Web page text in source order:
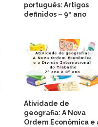
português: Artigos
definidos – 9º ano
Atividade de
geografia: A Nova
Ordem Econômica e